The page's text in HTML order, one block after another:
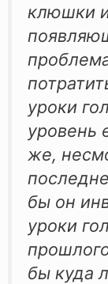
клюшки
уроки
уровень
же,
бы он
уроки
бы куда